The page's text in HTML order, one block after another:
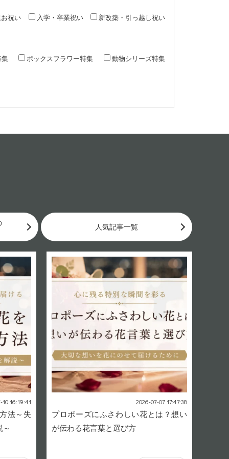
祝い 入学・卒業祝い 新改築・引っ越し祝い
ボックスフラワー特集 動物シリーズ特集
人気記事一覧
16:19:41
法～失
2026-07-07 17:47:38
プロポーズにふさわしい花とは？想い
が伝わる花言葉と選び方